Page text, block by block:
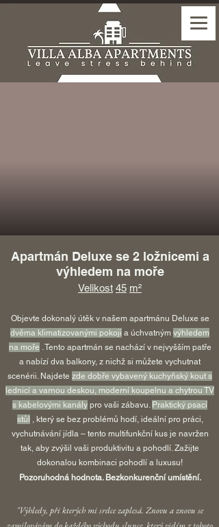
Apartmán Deluxe se 2 ložnicemi a
výhledem na moře
Velikost 45 m²
Objevte dokonalý útěk v našem apartmánu Deluxe se
dvěma klimatizovanými pokoji a úchvatným výhledem
na moře . Tento apartmán se nachází v nejvyšším patře
a nabízí dva balkony, z nichž si můžete vychutnat
scenérii. Najdete zde dobře vybavený kuchyňský kout s
lednicí a varnou deskou, moderní koupelnu a chytrou TV
s kabelovými kanály pro vaši zábavu. Praktický psací
stůl , který se bez problémů hodí, ideální pro práci,
vychutnávání jídla – tento multifunkční kus je navržen
tak, aby zvýšil vaši produktivitu a pohodlí. Zažijte
dokonalou kombinaci pohodlí a luxusu!
Pozoruhodná hodnota. Bezkonkurenční umístění.
"Výhledy, při kterých mi srdce zaplesá. Znovu a znovu se